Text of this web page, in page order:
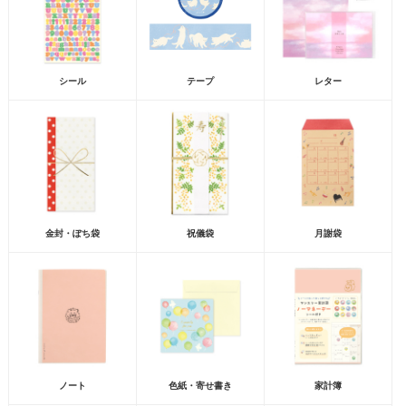
シール テープ レター
金封・ぽち袋 祝儀袋 月謝袋
ノート 色紙・寄せ書き 家計簿